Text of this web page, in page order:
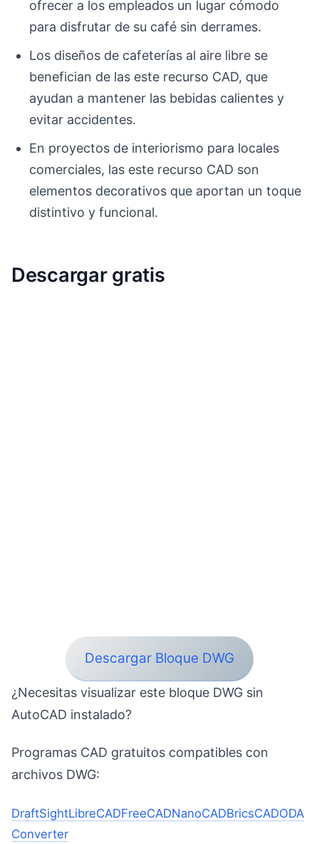
ofrecer a los empleados un lugar cómodo
para disfrutar de su café sin derrames.
Los diseños de cafeterías al aire libre se
benefician de las este recurso CAD, que
ayudan a mantener las bebidas calientes y
evitar accidentes.
En proyectos de interiorismo para locales
comerciales, las este recurso CAD son
elementos decorativos que aportan un toque
distintivo y funcional.
Descargar gratis
Descargar Bloque DWG
¿Necesitas visualizar este bloque DWG sin
AutoCAD instalado?
Programas CAD gratuitos compatibles con
archivos DWG:
DraftSightLibreCADFreeCADNanoCADBricsCADODA
Converter